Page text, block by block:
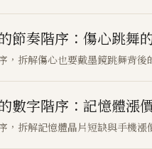
節奏階序：傷心跳舞
拆解傷心也要戴墨鏡跳舞背後
數字階序：記憶體漲
拆解記憶體晶片短缺與手機漲